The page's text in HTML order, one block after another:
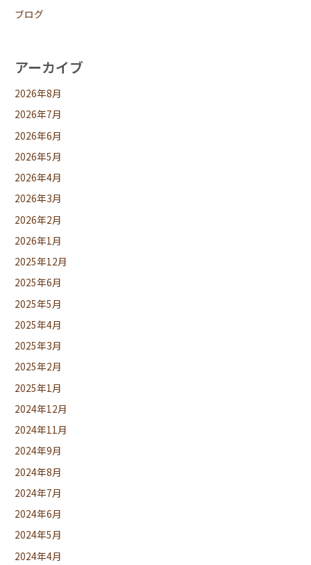
ブログ
アーカイブ
2026年8月
2026年7月
2026年6月
2026年5月
2026年4月
2026年3月
2026年2月
2026年1月
2025年12月
2025年6月
2025年5月
2025年4月
2025年3月
2025年2月
2025年1月
2024年12月
2024年11月
2024年9月
2024年8月
2024年7月
2024年6月
2024年5月
2024年4月